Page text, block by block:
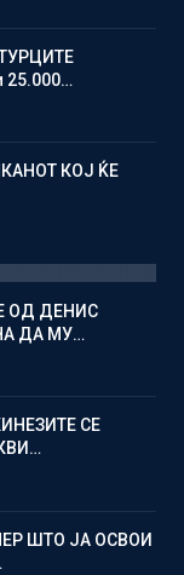
КОЈ ЌЕ
ОД ДЕНИС
ДА МУ…
СЕ
ШТО ЈА ОСВОИ